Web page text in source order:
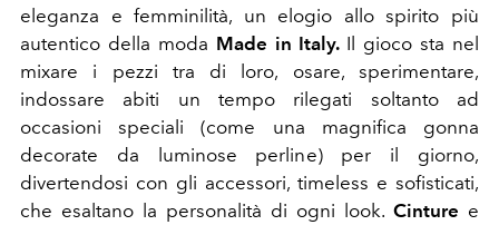
eleganza e femminilità, un elogio allo spirito più
autentico della moda Made in Italy. Il gioco sta nel
mixare i pezzi tra di loro, osare, sperimentare,
indossare abiti un tempo rilegati soltanto ad
occasioni speciali (come una magnifica gonna
decorate da luminose perline) per il giorno,
divertendosi con gli accessori, timeless e sofisticati,
che esaltano la personalità di ogni look. Cinture e